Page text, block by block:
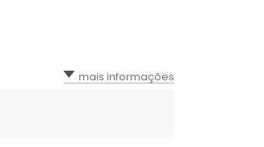
mais informações